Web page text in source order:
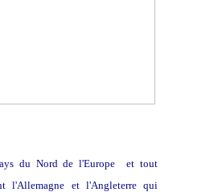
du Nord de l'Europe et tout
l'Allemagne et l'Angleterre qui